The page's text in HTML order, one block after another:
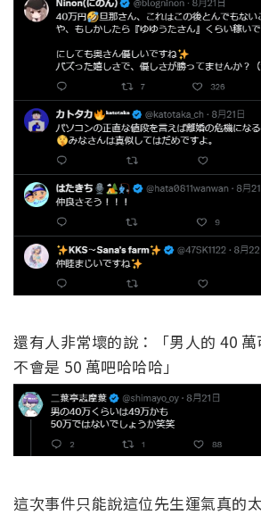
還有人非常壞的說：「男人的 40 萬
不會是 50 萬吧哈哈哈」
這次事件只能說這位先生運氣真的